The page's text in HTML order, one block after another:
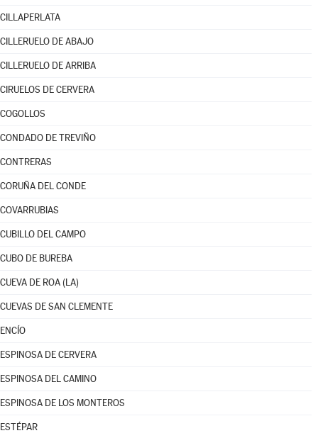
CILLAPERLATA
CILLERUELO DE ABAJO
CILLERUELO DE ARRIBA
CIRUELOS DE CERVERA
COGOLLOS
CONDADO DE TREVIÑO
CONTRERAS
CORUÑA DEL CONDE
COVARRUBIAS
CUBILLO DEL CAMPO
CUBO DE BUREBA
CUEVA DE ROA (LA)
CUEVAS DE SAN CLEMENTE
ENCÍO
ESPINOSA DE CERVERA
ESPINOSA DEL CAMINO
ESPINOSA DE LOS MONTEROS
ESTÉPAR